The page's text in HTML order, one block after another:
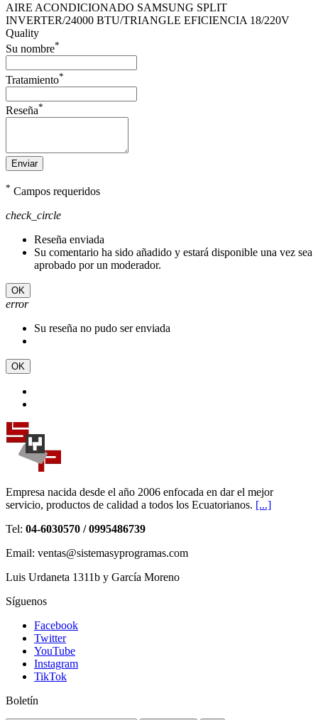
AIRE ACONDICIONADO SAMSUNG SPLIT
INVERTER/24000 BTU/TRIANGLE EFICIENCIA 18/220V
Quality
Su nombre*
Tratamiento*
Reseña*
Enviar
* Campos requeridos
check_circle
Reseña enviada
Su comentario ha sido añadido y estará disponible una vez sea
aprobado por un moderador.
OK
error
Su reseña no pudo ser enviada
OK
Empresa nacida desde el año 2006 enfocada en dar el mejor
servicio, productos de calidad a todos los Ecuatorianos. [...]
Tel: 04-6030570 / 0995486739
Email: ventas@sistemasyprogramas.com
Luis Urdaneta 1311b y García Moreno
Síguenos
Facebook
Twitter
YouTube
Instagram
TikTok
Boletín